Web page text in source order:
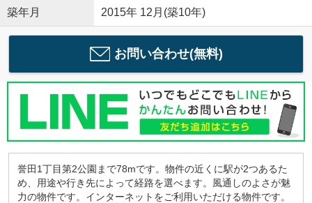
築年月 2015年 12月(築10年)
お問い合わせ(無料)
誉田1丁目第2公園まで78mです。物件の近くに駅が2つあるた
め、用途や行き先によって経路を選べます。風通しのよさが魅
力の物件です。インターネットをご利用いただける物件です。